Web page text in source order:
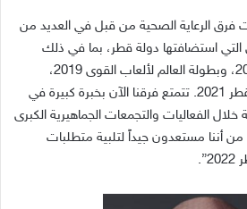
فرق الرعاية الصحية من قبل في العديد من
التي استضافتها دولة قطر، بما في ذلك
، وبطولة العالم لألعاب القوى
،
تتمتع فرقنا الآن بخبرة كبيرة في
الفعاليات والتجمعات الجماهيرية الكبرى
أننا مستعدون جيداً لتلبية متطلبات